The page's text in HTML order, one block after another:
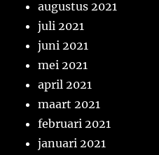
augustus 2021
juli 2021
juni 2021
mei 2021
april 2021
maart 2021
februari 2021
januari 2021